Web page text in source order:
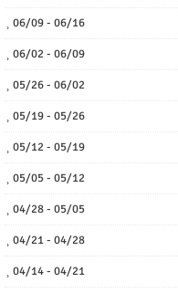
06/09 - 06/16
06/02 - 06/09
05/26 - 06/02
05/19 - 05/26
05/12 - 05/19
05/05 - 05/12
04/28 - 05/05
04/21 - 04/28
04/14 - 04/21